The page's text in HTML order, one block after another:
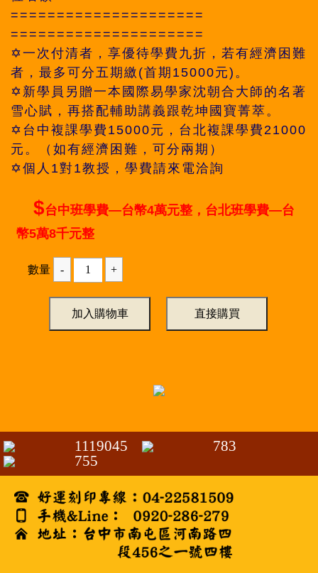
=====================
=====================
✡️一次付清者，享優待學費九折，若有經濟困難
者，最多可分五期繳(首期15000元)。
✡️新學員另贈一本國際易學家沈朝合大師的名著
雪心賦，再搭配輔助講義跟乾坤國寶菁萃。
✡️台中複課學費15000元，台北複課學費21000
元。（如有經濟困難，可分兩期）
✡️個人1對1教授，學費請來電洽詢
$台中班學費—台幣4萬元整，台北班學費—台
幣5萬8千元整
數量
1119045
783
755